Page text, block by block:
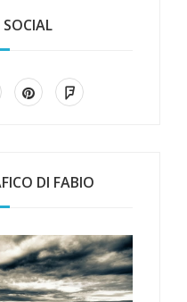
SOCIAL
DI FABIO